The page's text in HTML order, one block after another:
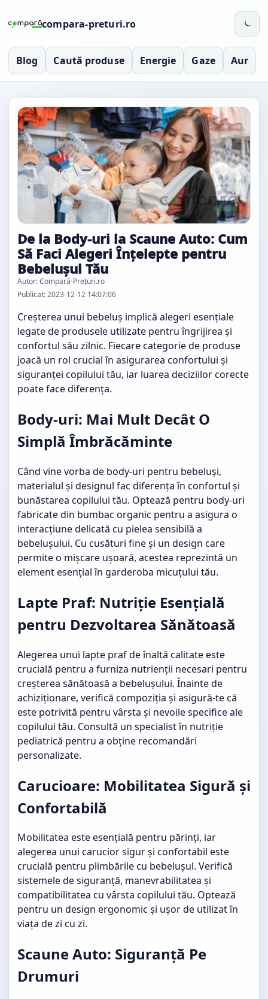
compara-preturi.ro
Blog Caută produse Energie Gaze Aur
De la Body-uri la Scaune Auto: Cum
Să Faci Alegeri Înțelepte pentru
Bebelușul Tău
Autor: Compară-Prețuri.ro
Publicat: 2023-12-12 14:07:06
Creșterea unui bebeluș implică alegeri esențiale
legate de produsele utilizate pentru îngrijirea și
confortul său zilnic. Fiecare categorie de produse
joacă un rol crucial în asigurarea confortului și
siguranței copilului tău, iar luarea deciziilor corecte
poate face diferența.
Body-uri: Mai Mult Decât O
Simplă Îmbrăcăminte
Când vine vorba de body-uri pentru bebeluși,
materialul și designul fac diferența în confortul și
bunăstarea copilului tău. Optează pentru body-uri
fabricate din bumbac organic pentru a asigura o
interacțiune delicată cu pielea sensibilă a
bebelușului. Cu cusături fine și un design care
permite o mișcare ușoară, acestea reprezintă un
element esențial în garderoba micuțului tău.
Lapte Praf: Nutriție Esențială
pentru Dezvoltarea Sănătoasă
Alegerea unui lapte praf de înaltă calitateeste
crucială pentru a furniza nutrienții necesari pentru
creșterea sănătoasă a bebelușului. Înainte de
achiziționare, verifică compoziția și asigură-te că
este potrivită pentru vârsta și nevoile specifice ale
copilului tău. Consultă un specialist în nutriție
pediatrică pentru a obține recomandări
personalizate.
Carucioare: Mobilitatea Sigură și
Confortabilă
Mobilitatea este esențială pentru părinți, iar
alegerea unui carucior sigur și confortabil este
crucială pentru plimbările cu bebelușul. Verifică
sistemele de siguranță, manevrabilitatea și
compatibilitatea cu vârsta copilului tău. Optează
pentru un design ergonomic și ușor de utilizat în
viața de zi cu zi.
Scaune Auto: Siguranță Pe
Drumuri